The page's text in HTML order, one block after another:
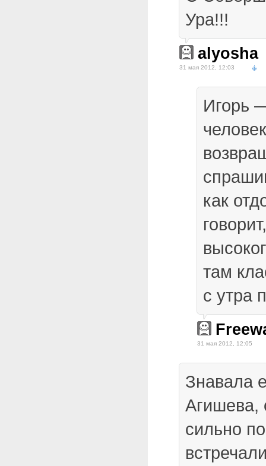
Ура!!!
alyosha
31 мая 2012, 12:03
Игорь
как
там
с утра
31 мая 2012, 12:05
Знавала
Агишева,
сильно